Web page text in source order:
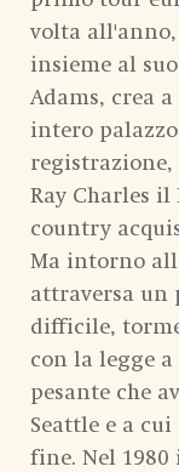
volta all'anno,
insieme al
Adams, crea a
intero
registrazione,
Ray Charles
country
Ma intorno
attraversa un
difficile,
con la legge
pesante che
Seattle e a
fine. Nel